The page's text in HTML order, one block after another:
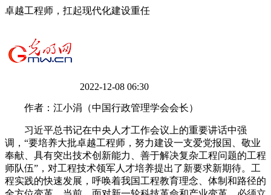
卓越工程师，扛起现代化建设重任
2022-12-08 06:30
作者：江小涓（中国行政管理学会会长）
习近平总书记在中央人才工作会议上的重要讲话中强
调，“要培养大批卓越工程师，努力建设一支爱党报国、敬业
奉献、具有突出技术创新能力、善于解决复杂工程问题的工程
师队伍”，对工程技术领军人才培养提出了新要求新期待。工
程实践的快速发展，呼唤着我国工程教育理念、体制和路径的